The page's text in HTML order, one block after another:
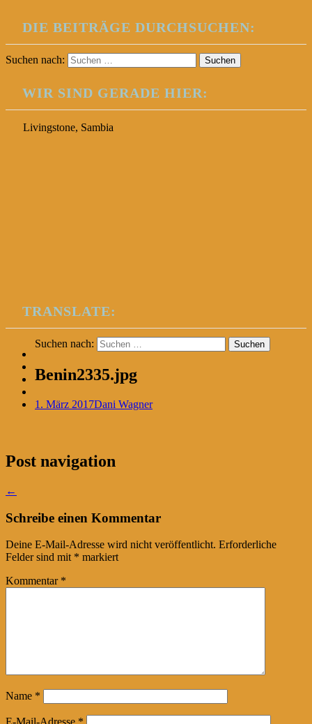
DIE BEITRÄGE DURCHSUCHEN:
Suchen nach:
WIR SIND GERADE HIER:
Livingstone, Sambia
TRANSLATE:
Suchen nach:
Benin2335.jpg
1. März 2017Dani Wagner
Post navigation
←
Schreibe einen Kommentar
Deine E-Mail-Adresse wird nicht veröffentlicht. Erforderliche
Felder sind mit * markiert
Kommentar *
Name *